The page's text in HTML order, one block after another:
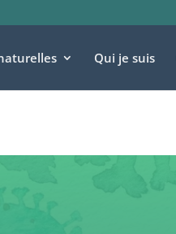
Qui je suis